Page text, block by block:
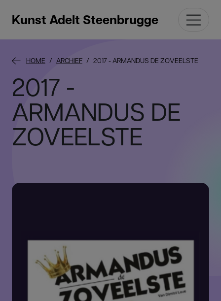
Kunst Adelt Steenbrugge
HOME ARCHIEF 2017 - ARMANDUS DE ZOVEELSTE
2017 -
ARMANDUS DE
ZOVEELSTE